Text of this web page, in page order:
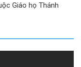
Giáo họ Thánh